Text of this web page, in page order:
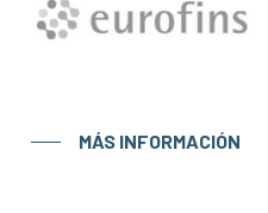
MÁS INFORMACIÓN